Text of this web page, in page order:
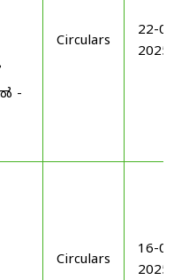
-
Circulars
22-
2025
Circulars
16-
2025